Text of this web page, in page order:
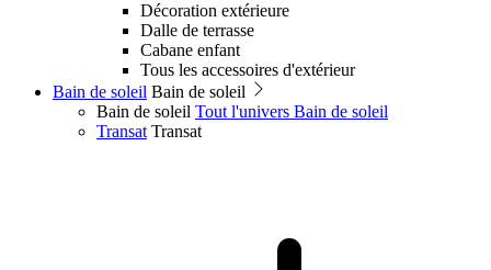
Décoration extérieure
Dalle de terrasse
Cabane enfant
Tous les accessoires d'extérieur
Bain de soleil Bain de soleil
Bain de soleil Tout l'univers Bain de soleil
Transat Transat